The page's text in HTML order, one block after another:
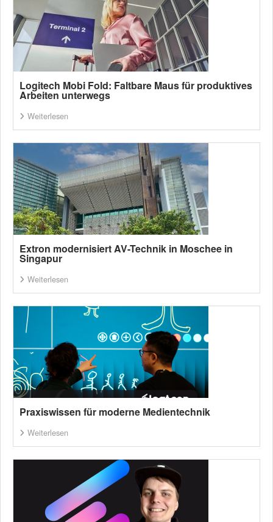
Logitech Mobi Fold: Faltbare Maus für produktives
Arbeiten unterwegs
Weiterlesen
Extron modernisiert AV-Technik in Moschee in
Singapur
Weiterlesen
Praxiswissen für moderne Medientechnik
Weiterlesen